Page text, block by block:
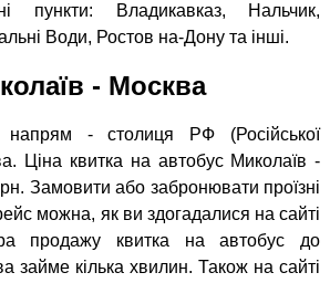
пункти: Владикавказ, Нальчик,
Води, Ростов на-Дону та інші.
- Москва
напрям - столиця РФ (Російської
Ціна квитка на автобус Миколаїв -
Замовити або забронювати проїзні
можна, як ви здогадалися на сайті
продажу квитка на автобус до
займе кілька хвилин. Також на сайті